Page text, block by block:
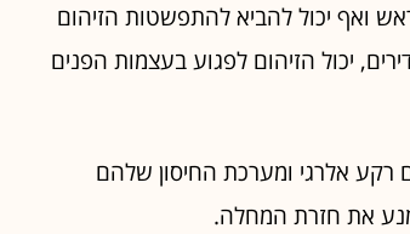
ואף יכול להביא להתפשטות הזיהום
יכול הזיהום לפגוע בעצמות הפנים
רקע אלרגי ומערכת החיסון שלהם
את חזרת המחלה.